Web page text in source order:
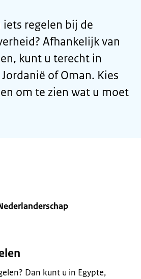
regelen bij de
Afhankelijk van
kunt u terecht in
of Oman. Kies
om te zien wat u moet
Dan kunt u in Egypte,